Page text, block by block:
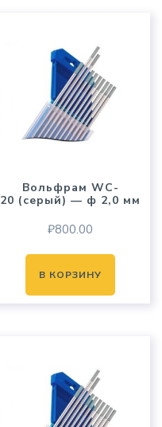
Вольфрам WC-
20 (серый) — ф 2,0 мм
₽800.00
В КОРЗИНУ